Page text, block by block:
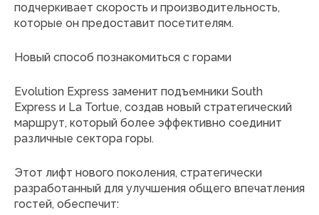
подчеркивает скорость и производительность,
которые он предоставит посетителям.
Новый способ познакомиться с горами
Evolution Express заменит подъемники South
Express и La Tortue, создав новый стратегический
маршрут, который более эффективно соединит
различные сектора горы.
Этот лифт нового поколения, стратегически
разработанный для улучшения общего впечатления
гостей, обеспечит: